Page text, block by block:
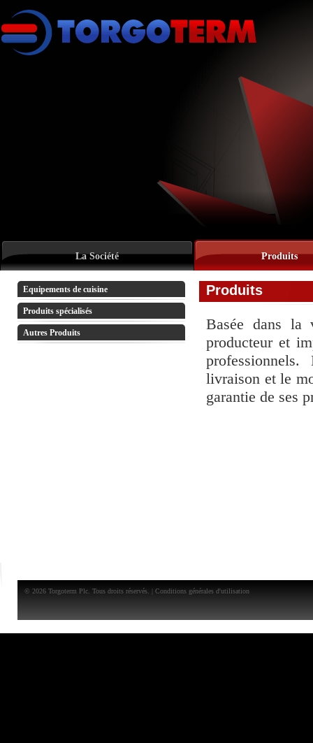
La Société Produits
Equipements de cuisine
Produits spécialisés
Autres Produits
Produits
Basée dans la
producteur et
livraison et le
garantie de ses
© 2026 Torgoterm Plc. Tous droits réservés. | Conditions générales d'utilisation